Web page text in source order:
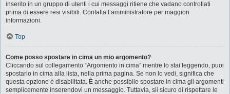
inserito in un gruppo di utenti i cui messaggi ritiene che vadano controllati
prima di essere resi visibili. Contatta l’amministratore per maggiori
informazioni.
Top
Come posso spostare in cima un mio argomento?
Cliccando sul collegamento “Argomento in cima” mentre lo stai leggendo, puoi
spostarlo in cima alla lista, nella prima pagina. Se non lo vedi, significa che
questa opzione è disabilitata. È anche possibile spostare in cima gli argomenti
semplicemente inserendovi un messaggio. Tuttavia, sii sicuro di rispettare le